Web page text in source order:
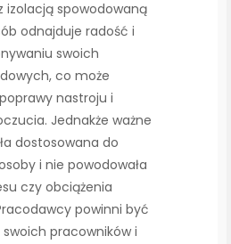
izolacją spowodowaną
odnajduje radość i
swoich
co może
nastroju i
Jednakże ważne
dostosowana do
i nie powodowała
czy obciążenia
powinni być
pracowników i